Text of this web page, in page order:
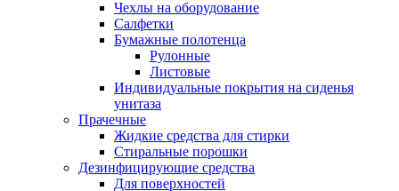
Чехлы на оборудование
Салфетки
Бумажные полотенца
Рулонные
Листовые
Индивидуальные покрытия на сиденья
унитаза
Прачечные
Жидкие средства для стирки
Стиральные порошки
Дезинфицирующие средства
Для поверхностей